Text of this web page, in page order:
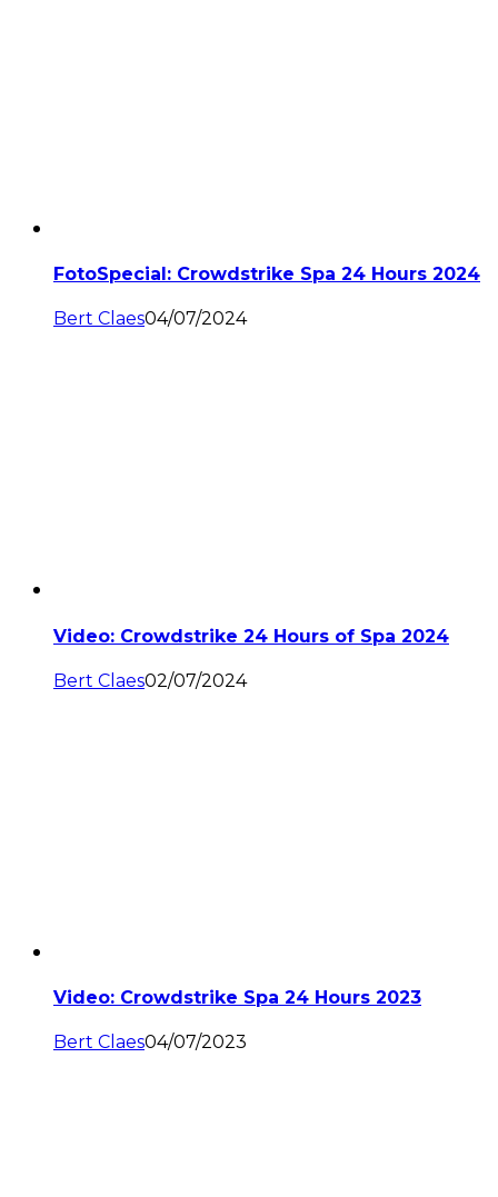
FotoSpecial: Crowdstrike Spa 24 Hours 2024
Bert Claes04/07/2024
Video: Crowdstrike 24 Hours of Spa 2024
Bert Claes02/07/2024
Video: Crowdstrike Spa 24 Hours 2023
Bert Claes04/07/2023